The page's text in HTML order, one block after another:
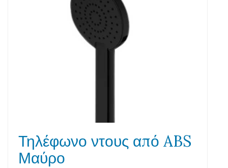
Τηλέφωνο ντους από ABS
Μαύρο